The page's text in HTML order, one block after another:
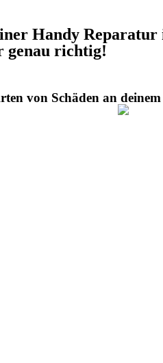
Handy
genau richtig!
von Schäden an